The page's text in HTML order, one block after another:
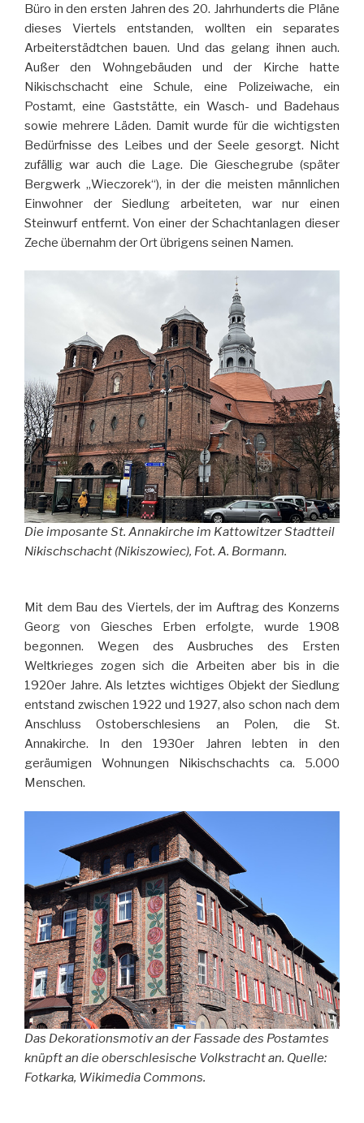
Büro in den ersten Jahren des 20. Jahrhunderts die Pläne
dieses Viertels entstanden, wollten ein separates
Arbeiterstädtchen bauen. Und das gelang ihnen auch.
Außer den Wohngebäuden und der Kirche hatte
Nikischschacht eine Schule, eine Polizeiwache, ein
Postamt, eine Gaststätte, ein Wasch- und Badehaus
sowie mehrere Läden. Damit wurde für die wichtigsten
Bedürfnisse des Leibes und der Seele gesorgt. Nicht
zufällig war auch die Lage. Die Gieschegrube (später
Bergwerk „Wieczorek“), in der die meisten männlichen
Einwohner der Siedlung arbeiteten, war nur einen
Steinwurf entfernt. Von einer der Schachtanlagen dieser
Zeche übernahm der Ort übrigens seinen Namen.
Die imposante St. Annakirche im Kattowitzer Stadtteil
Nikischschacht (Nikiszowiec), Fot. A. Bormann.
Mit dem Bau des Viertels, der im Auftrag des Konzerns
Georg von Giesches Erben erfolgte, wurde 1908
begonnen. Wegen des Ausbruches des Ersten
Weltkrieges zogen sich die Arbeiten aber bis in die
1920er Jahre. Als letztes wichtiges Objekt der Siedlung
entstand zwischen 1922 und 1927, also schon nach dem
Anschluss Ostoberschlesiens an Polen, die St.
Annakirche. In den 1930er Jahren lebten in den
geräumigen Wohnungen Nikischschachts ca. 5.000
Menschen.
Das Dekorationsmotiv an der Fassade des Postamtes
knüpft an die oberschlesische Volkstracht an. Quelle:
Fotkarka, Wikimedia Commons.